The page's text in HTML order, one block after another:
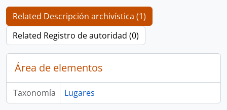
Related Descripción archivística (1)
Related Registro de autoridad (0)
Área de elementos
Taxonomía Lugares